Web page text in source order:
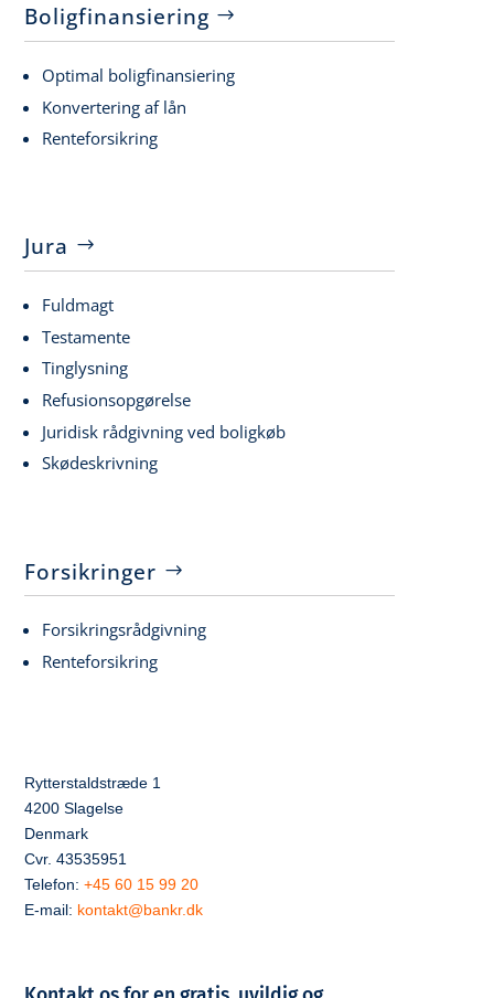
Boligfinansiering
Optimal boligfinansiering
Konvertering af lån
Renteforsikring
Jura
Fuldmagt
Testamente
Tinglysning
Refusionsopgørelse
Juridisk rådgivning ved boligkøb
Skødeskrivning
Forsikringer
Forsikringsrådgivning
Renteforsikring
Rytterstaldstræde 1
4200 Slagelse
Denmark
Cvr. 43535951
Telefon:+45 60 15 99 20
E-mail: kontakt@bankr.dk